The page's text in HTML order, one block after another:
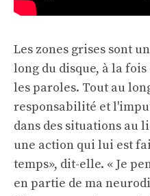
Les zones grises sont
long du disque, à la
les paroles. Tout au
responsabilité et
dans des situations au
une action qui lui est
temps», dit-elle. « Je
en partie de ma